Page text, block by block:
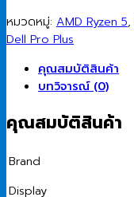
หมวดหมู่: AMD Ryzen 5,
Dell Pro Plus
คุณสมบัติสินค้า
บทวิจารณ์ (0)
คุณสมบัติสินค้า
Brand
Display